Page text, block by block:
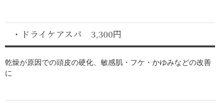
・ドライケアスパ 3,300円
乾燥が原因での頭皮の硬化、敏感肌・フケ・かゆみなどの改善
に